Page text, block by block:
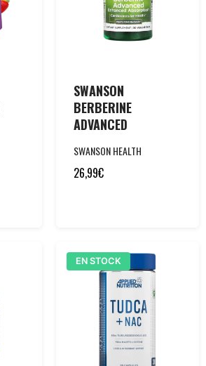
SWANSON
BERBERINE
ADVANCED
SWANSON HEALTH
26,99€
EN STOCK